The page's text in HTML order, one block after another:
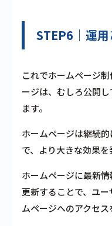
STEP6｜運
これでホームページ
ージは、むしろ公開
ます。
ホームページは継続
で、より大きな効果を
ホームページに最新
更新することで、ユ
ムページへのアクセス